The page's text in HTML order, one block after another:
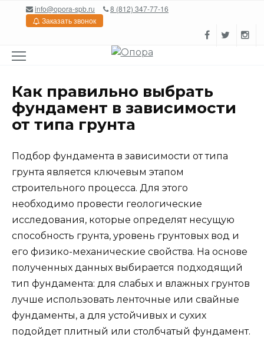
Перейтиinfo@opora-spb.ru
8 (812) 347-77-16
Заказать звонок
Как правильно выбрать
фундамент в зависимости
от типа грунта
Подбор фундамента в зависимости от типа
грунта является ключевым этапом
строительного процесса. Для этого
необходимо провести геологические
исследования, которые определят несущую
способность грунта, уровень грунтовых вод и
его физико-механические свойства. На основе
полученных данных выбирается подходящий
тип фундамента: для слабых и влажных грунтов
лучше использовать ленточные или свайные
фундаменты, а для устойчивых и сухих
подойдет плитный или столбчатый фундамент.